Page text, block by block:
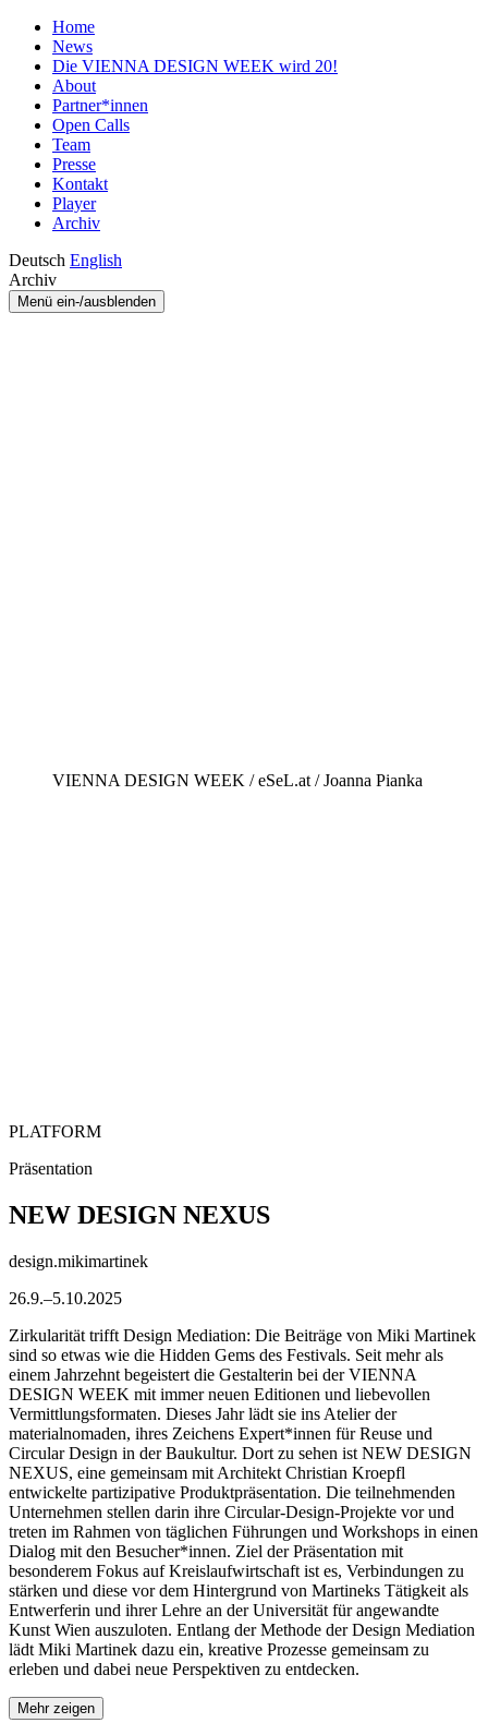
Home
News
Die VIENNA DESIGN WEEK wird 20!
About
Partner*innen
Open Calls
Team
Presse
Kontakt
Player
Archiv
Deutsch English
Archiv
Menü ein-/ausblenden
VIENNA DESIGN WEEK / eSeL.at / Joanna Pianka
PLATFORM
Präsentation
NEW DESIGN NEXUS
design.mikimartinek
26.9.–5.10.2025
Zirkularität trifft Design Mediation: Die Beiträge von Miki Martinek
sind so etwas wie die Hidden Gems des Festivals. Seit mehr als
einem Jahrzehnt begeistert die Gestalterin bei der VIENNA
DESIGN WEEK mit immer neuen Editionen und liebevollen
Vermittlungsformaten. Dieses Jahr lädt sie ins Atelier der
materialnomaden, ihres Zeichens Expert*innen für Reuse und
Circular Design in der Baukultur. Dort zu sehen ist NEW DESIGN
NEXUS, eine gemeinsam mit Architekt Christian Kroepfl
entwickelte partizipative Produktpräsentation. Die teilnehmenden
Unternehmen stellen darin ihre Circular-Design-Projekte vor und
treten im Rahmen von täglichen Führungen und Workshops in einen
Dialog mit den Besucher*innen. Ziel der Präsentation mit
besonderem Fokus auf Kreislaufwirtschaft ist es, Verbindungen zu
stärken und diese vor dem Hintergrund von Martineks Tätigkeit als
Entwerferin und ihrer Lehre an der Universität für angewandte
Kunst Wien auszuloten. Entlang der Methode der Design Mediation
lädt Miki Martinek dazu ein, kreative Prozesse gemeinsam zu
erleben und dabei neue Perspektiven zu entdecken.
Mehr zeigen